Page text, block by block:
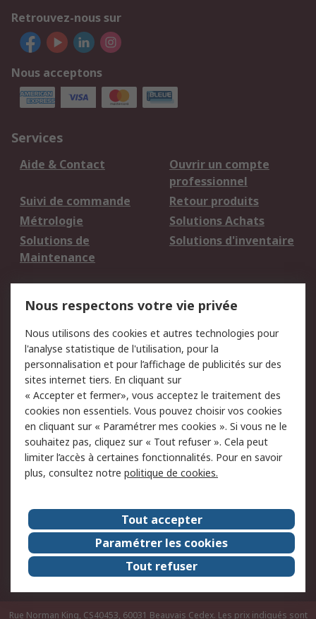
Retrouvez-nous sur
Nous acceptons
Services
Aide & Contact
Ouvrir un compte
professionnel
Suivi de commande
Retour produits
Métrologie
Solutions Achats
Solutions de
Maintenance
Solutions d'inventaire
du site
Politique de protection
des données - Mise à
jour
Sécurité des E-mails
Conditions générales
de vente
Politique anti-
corruption
Campagnes marketing
A propos de RS
A propos de RS France
Evénements
Le groupe RS Group Plc
Presse
RS dans le monde
Démarche RSE
Nous rejoindre
RS Particuliers
Rue Norman King, CS40453, 60031 Beauvais Cedex. Les prix indiqués sont
Nous respectons votre vie privée
Nous utilisons des cookies et autres technologies pour
l'analyse statistique de l'utilisation, pour la
personnalisation et pour l’affichage de publicités sur des
sites internet tiers. En cliquant sur
« Accepter et fermer», vous acceptez le traitement des
cookies non essentiels. Vous pouvez choisir vos cookies
en cliquant sur « Paramétrer mes cookies ». Si vous ne le
souhaitez pas, cliquez sur « Tout refuser ». Cela peut
limiter l’accès à certaines fonctionnalités. Pour en savoir
plus, consultez notre politique de cookies.
Tout accepter
Paramétrer les cookies
Tout refuser